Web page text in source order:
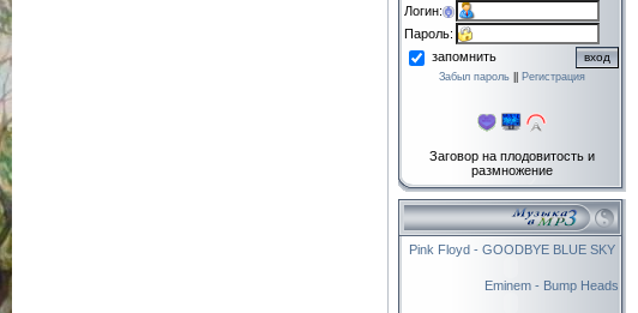
Логин:
Пароль:
запомнить
Забыл пароль|| Регистрация
Заговор на плодовитость и
размножение
Pink Floyd - GOODBYE BLUE SKY
Eminem - Bump Heads